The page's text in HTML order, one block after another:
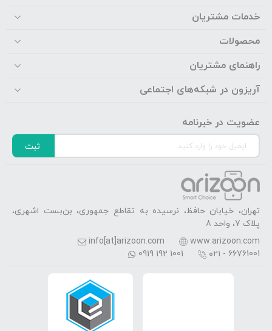
خدمات مشتریان
محصولات
راهنمای مشتریان
آریزون در شبکه‌های اجتماعی
عضویت در خبرنامه
ثبت
تهران، خیابان حافظ، نرسیده به تقاطع جمهوری، بن‌بست اشهری،
پلاک 7، واحد 8
www.arizoon.com
info[at]arizoon.com
۰۲۱ - 66761001
0919 192 1001